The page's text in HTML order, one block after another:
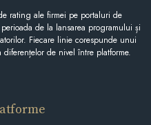
rating ale firmei pe portaluri de
de la lansarea programului și
Fiecare linie corespunde unui
de nivel între platforme.